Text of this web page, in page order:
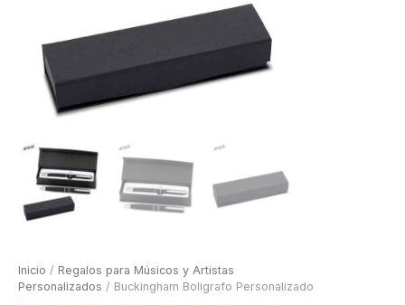
Inicio / Regalos para Músicos y Artistas
Personalizados / Buckingham Boligrafo Personalizado